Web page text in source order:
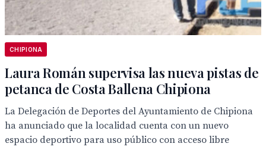
CHIPIONA
Laura Román supervisa las nueva pistas de
petanca de Costa Ballena Chipiona
La Delegación de Deportes del Ayuntamiento de Chipiona
ha anunciado que la localidad cuenta con un nuevo
espacio deportivo para uso público con acceso libre